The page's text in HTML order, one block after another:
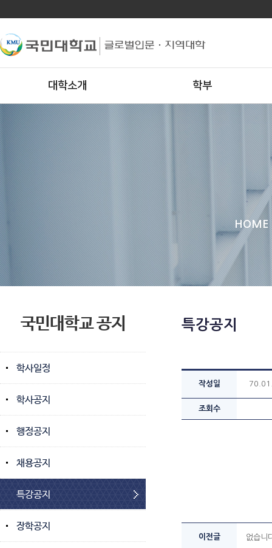
대학소개 학부
HOME
국민대학교 공지
학사일정
학사공지
행정공지
채용공지
특강공지
장학공지
특강공지
작성일
조회수
이전글 없습니